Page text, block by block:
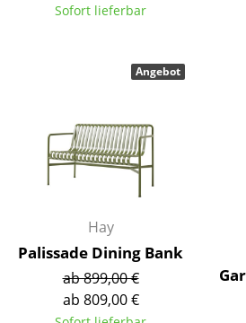
Doppelbetten
Kinderbetten
Nachttische & Bettzubehör
Accessoires
Uhren
Spiegel
Sofort lieferbar
Hay
Palissade Dining Bank
ab 899,00 €
ab 809,00 €
Angebot